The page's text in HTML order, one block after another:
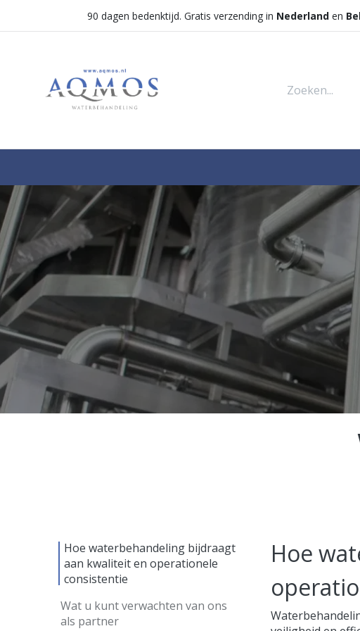
90 dagen bedenktijd. Gratis verzending in Nederlanden
Hoe waterbehandeling bijdraagt
aan kwaliteit en operationele
consistentie
Wat u kunt verwachten van ons
als partner
Hoe